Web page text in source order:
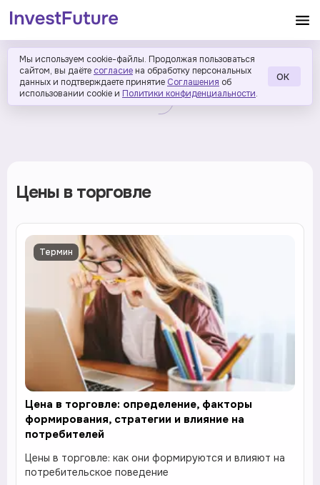
Мы используем cookie-файлы. Продолжая пользоваться
сайтом, вы даёте согласие на обработку персональных
данных и подтверждаете принятие Соглашения об
использовании cookie и Политики конфиденциальности.
ОК
Цены в торговле
Термин
Цена в торговле: определение, факторы
формирования, стратегии и влияние на
потребителей
Цены в торговле: как они формируются и влияют на
потребительское поведение